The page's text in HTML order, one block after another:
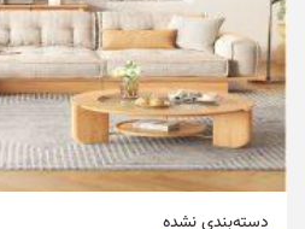
دسته‌بندی نشده